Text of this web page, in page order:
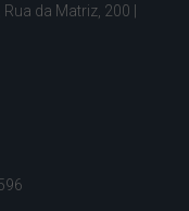
da Matriz, 200 |